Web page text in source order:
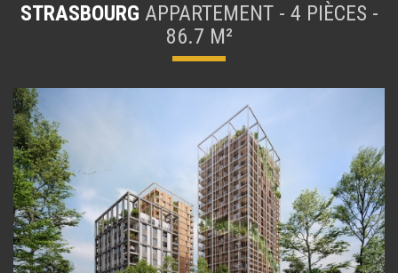
STRASBOURG APPARTEMENT - 4 PIÈCES -
86.7 M²